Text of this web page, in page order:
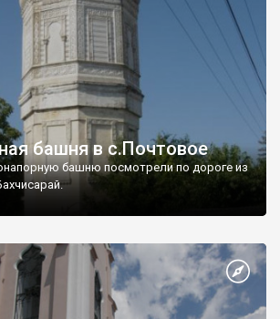
башня в с.Почтовое
башню посмотрели по дороге из